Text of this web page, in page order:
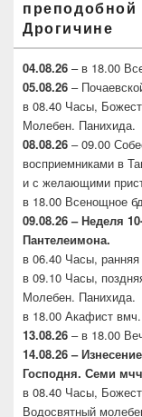
Дрогичине
04.08.26 – в 18.00
05.08.26 –
в 08.40 Часы,
Молебен. Панихида.
08.08.26 – 09.00
восприемниками в
и с желающими
в 18.00 Всенощное
09.08.26 – Неделя
Пантелеимона.
в 06.40 Часы,
в 09.10 Часы,
Молебен. Панихида.
в 18.00 Акафист
13.08.26 – в 18.00
14.08.26 –
Господня. Семи
в 08.40 Часы,
Водосвятный